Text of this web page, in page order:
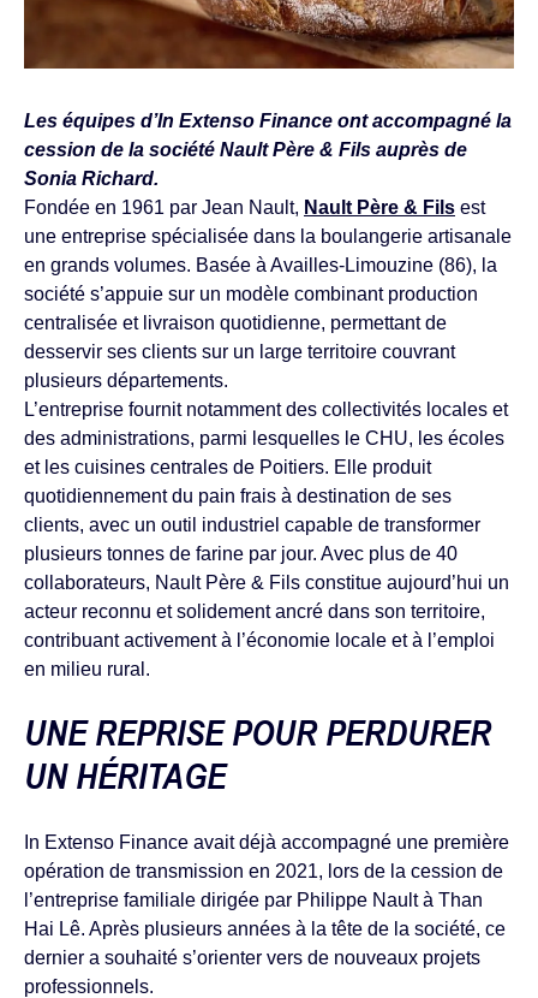
Les équipes d’In Extenso Finance ont accompagné la
cession de la société Nault Père & Fils auprès de
Sonia Richard.
Fondée en 1961 par Jean Nault, Nault Père & Fils est
une entreprise spécialisée dans la boulangerie artisanale
en grands volumes. Basée à Availles-Limouzine (86), la
société s’appuie sur un modèle combinant production
centralisée et livraison quotidienne, permettant de
desservir ses clients sur un large territoire couvrant
plusieurs départements.
L’entreprise fournit notamment des collectivités locales et
des administrations, parmi lesquelles le CHU, les écoles
et les cuisines centrales de Poitiers. Elle produit
quotidiennement du pain frais à destination de ses
clients, avec un outil industriel capable de transformer
plusieurs tonnes de farine par jour. Avec plus de 40
collaborateurs, Nault Père & Fils constitue aujourd’hui un
acteur reconnu et solidement ancré dans son territoire,
contribuant activement à l’économie locale et à l’emploi
en milieu rural.
UNE REPRISE POUR PERDURER
UN HÉRITAGE
In Extenso Finance avait déjà accompagné une première
opération de transmission en 2021, lors de la cession de
l’entreprise familiale dirigée par Philippe Nault à Than
Hai Lê. Après plusieurs années à la tête de la société, ce
dernier a souhaité s’orienter vers de nouveaux projets
professionnels.